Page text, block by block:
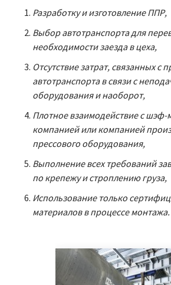
Разработку и изготовление ППР,
Выбор автотранспорта для
необходимости заезда в цеха,
Отсутствие затрат, связанных с
автотранспорта в связи с
оборудования и наоборот,
Плотное взаимодействие с
компанией или компанией
прессового оборудования,
Выполнение всех требований
по крепежу и строплению груза,
Использование только
материалов в процессе монтажа.